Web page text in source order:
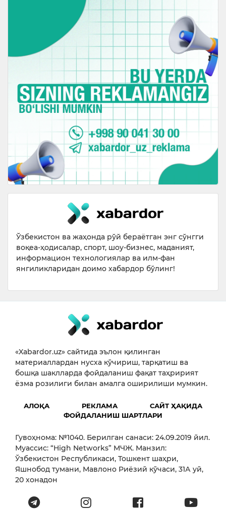
Ўзбекистон ва жаҳонда рўй бераётган энг сўнгги
воқеа-ҳодисалар, спорт, шоу-бизнес, маданият,
информацион технологиялар ва илм-фан
янгиликларидан доимо хабардор бўлинг!
«Xabardor.uz» сайтида эълон қилинган
материаллардан нусха кўчириш, тарқатиш ва
бошқа шаклларда фойдаланиш фақат таҳририят
ёзма розилиги билан амалга оширилиши мумкин.
АЛОҚА РЕКЛАМА
САЙТ ҲАҚИДА
ФОЙДАЛАНИШ ШАРТЛАРИ
Гувоҳнома: №1040. Берилган санаси: 24.09.2019 йил.
Муассис: “High Networks” МЧЖ. Манзил:
Ўзбекистон Республикаси, Тошкент шаҳри,
Яшнобод тумани, Мавлоно Риёзий кўчаси, 31А уй,
20 хонадон